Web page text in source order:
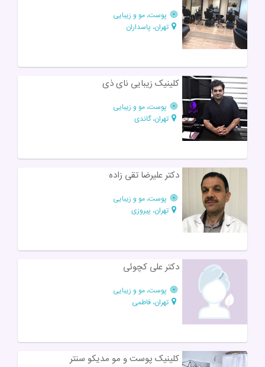
پوست، مو و زیبایی
تهران، پاسداران
کلینیک زیبایی نای ذی
پوست، مو و زیبایی
تهران، گاندی
دکتر علیرضا تقی زاده
پوست، مو و زیبایی
تهران، پیروزی
دکتر علی کچوئی
پوست، مو و زیبایی
تهران، فاطمی
کلینیک پوست و مو مدیکو سنتر